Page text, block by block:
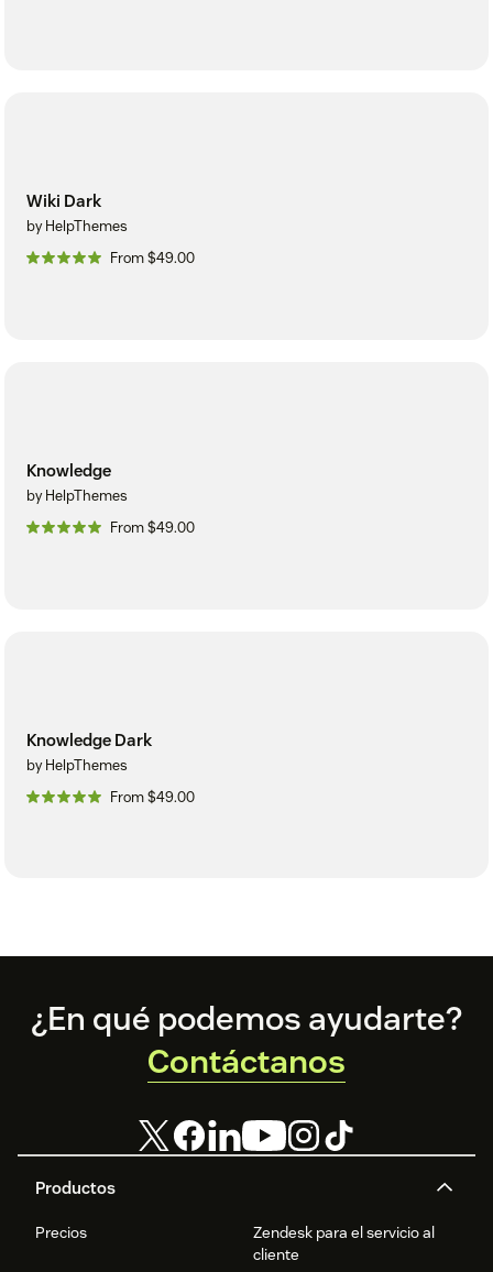
Wiki Dark
by HelpThemes
From $49.00
Knowledge
by HelpThemes
From $49.00
Knowledge Dark
by HelpThemes
From $49.00
Footer
Productos
Precios
Zendesk para el servicio al
cliente
¿En qué podemos ayudarte?
Contáctanos